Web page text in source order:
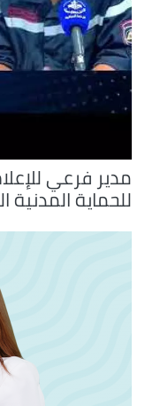
مدير فرعي
للحماية